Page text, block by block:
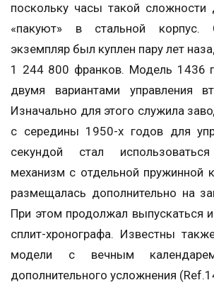
поскольку часы такой сложности
«пакуют» в стальной корпус.
экземпляр был куплен пару лет
1 244 800 франков. Модель 1436
двумя вариантами управления
Изначально для этого служила
с середины 1950-х годов для
секундой стал
механизм с отдельной пружинной
размещалась дополнительно на
При этом продолжал выпускаться
сплит-хронографа. Известны
модели с вечным
дополнительного усложнения